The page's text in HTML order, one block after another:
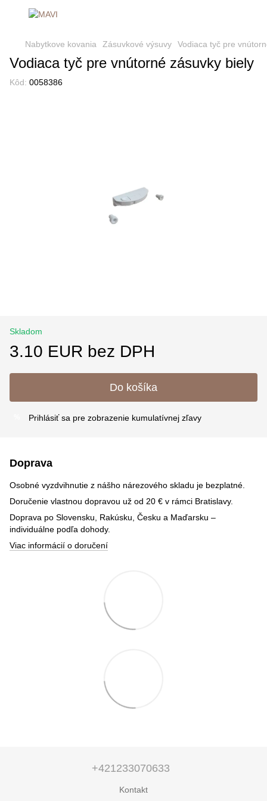
Nabytkove kovania Zásuvkové výsuvy Vodiaca tyč pre
Vodiaca tyč pre vnútorné zásuvky biely
Kôd: 0058386
Skladom
3.10 EUR bez DPH
Do košíka
Prihlásiť sa pre zobrazenie kumulatívnej zľavy
Doprava
Osobné vyzdvihnutie z nášho nárezového skladu je bezplatné.
Doručenie vlastnou dopravou už od 20 € v rámci Bratislavy.
Doprava po Slovensku, Rakúsku, Česku a Maďarsku –
individuálne podľa dohody.
Viac informácií o doručení
+421233070633
Kontakt